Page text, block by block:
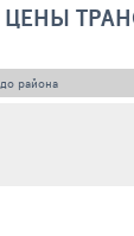
района